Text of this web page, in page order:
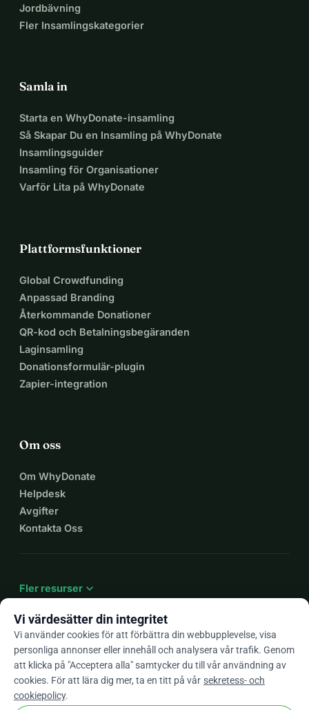
Jordbävning
Fler Insamlingskategorier
Samla in
Starta en WhyDonate-insamling
Så Skapar Du en Insamling på WhyDonate
Insamlingsguider
Insamling för Organisationer
Varför Lita på WhyDonate
Plattformsfunktioner
Global Crowdfunding
Anpassad Branding
Återkommande Donationer
QR-kod och Betalningsbegäranden
Laginsamling
Donationsformulär-plugin
Zapier-integration
Om oss
Om WhyDonate
Helpdesk
Avgifter
Kontakta Oss
Fler resurser expand_more
Sv arrow_drop_down
★★★★★4,9 / 5 baserat på 500+ omdömen
Vi värdesätter din integritet
Vi använder cookies för att förbättra din webbupplevelse, visa
personliga annonser eller innehåll och analysera vår trafik. Genom
att klicka på "Acceptera alla" samtycker du till vår användning av
cookies. För att lära dig mer, ta en titt på vår sekretess- och
cookiepolicy.